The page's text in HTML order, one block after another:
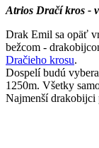
Atrios Dračí kros -
Drak Emil sa opäť
bežcom -
Dračieho krosu.
Dospelí budú
1250m. Všetky
Najmenší drakobijci